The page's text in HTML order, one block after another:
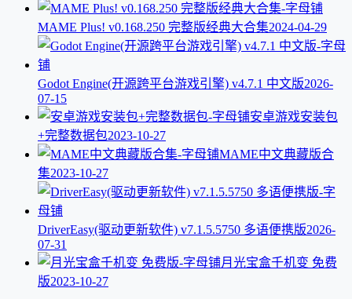
MAME Plus! v0.168.250 完整版经典大合集2024-04-29
Godot Engine(开源跨平台游戏引擎) v4.7.1 中文版2026-
07-15
安卓游戏安装包
+完整数据包2023-10-27
MAME中文典藏版合
集2023-10-27
DriverEasy(驱动更新软件) v7.1.5.5750 多语便携版2026-
07-31
月光宝盒千机变 免费
版2023-10-27